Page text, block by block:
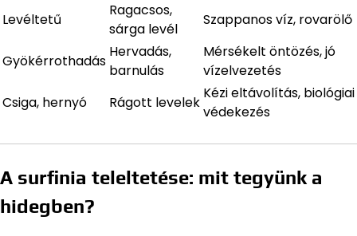
Levéltetű
Ragacsos,
sárga levél
Szappanos víz, rovarölő
Gyökérrothadás
Hervadás,
barnulás
Mérsékelt öntözés, jó
vízelvezetés
Csiga, hernyó
Rágott levelek
Kézi eltávolítás, biológiai
védekezés
A surfinia teleltetése: mit tegyünk a
hidegben?